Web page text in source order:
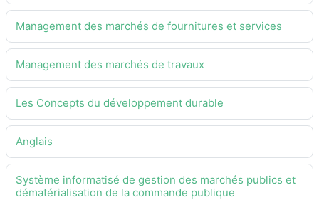
Management des marchés de fournitures et services
Management des marchés de travaux
Les Concepts du développement durable
Anglais
Système informatisé de gestion des marchés publics et
dématérialisation de la commande publique